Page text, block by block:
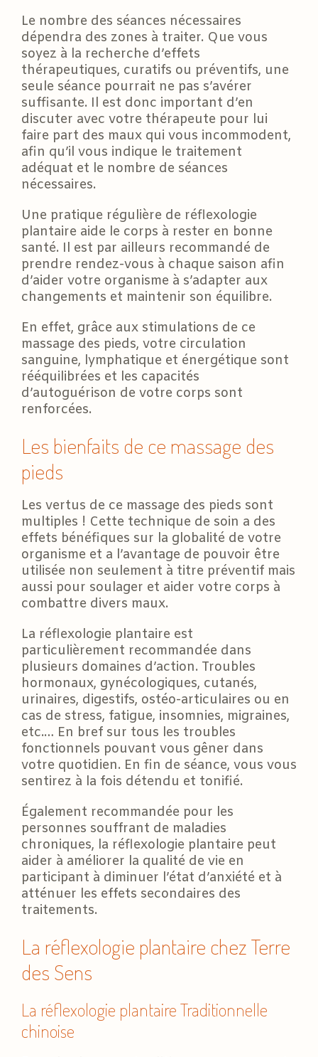
Le nombre des séances nécessaires
dépendra des zones à traiter. Que vous
soyez à la recherche d’effets
thérapeutiques, curatifs ou préventifs, une
seule séance pourrait ne pas s’avérer
suffisante. Il est donc important d’en
discuter avec votre thérapeute pour lui
faire part des maux qui vous incommodent,
afin qu’il vous indique le traitement
adéquat et le nombre de séances
nécessaires.
Une pratique régulière de réflexologie
plantaire aide le corps à rester en bonne
santé. Il est par ailleurs recommandé de
prendre rendez-vous à chaque saison afin
d’aider votre organisme à s’adapter aux
changements et maintenir son équilibre.
En effet, grâce aux stimulations de ce
massage des pieds, votre circulation
sanguine, lymphatique et énergétique sont
rééquilibrées et les capacités
d’autoguérison de votre corps sont
renforcées.
Les bienfaits de ce massage des
pieds
Les vertus de ce massage des pieds sont
multiples ! Cette technique de soin a des
effets bénéfiques sur la globalité de votre
organisme et a l’avantage de pouvoir être
utilisée non seulement à titre préventif mais
aussi pour soulager et aider votre corps à
combattre divers maux.
La réflexologie plantaire est
particulièrement recommandée dans
plusieurs domaines d’action. Troubles
hormonaux, gynécologiques, cutanés,
urinaires, digestifs, ostéo-articulaires ou en
cas de stress, fatigue, insomnies, migraines,
etc.… En bref sur tous les troubles
fonctionnels pouvant vous gêner dans
votre quotidien. En fin de séance, vous vous
sentirez à la fois détendu et tonifié.
Également recommandée pour les
personnes souffrant de maladies
chroniques, la réflexologie plantaire peut
aider à améliorer la qualité de vie en
participant à diminuer l’état d’anxiété et à
atténuer les effets secondaires des
traitements.
La réflexologie plantaire chez Terre
des Sens
La réflexologie plantaire Traditionnelle
chinoise